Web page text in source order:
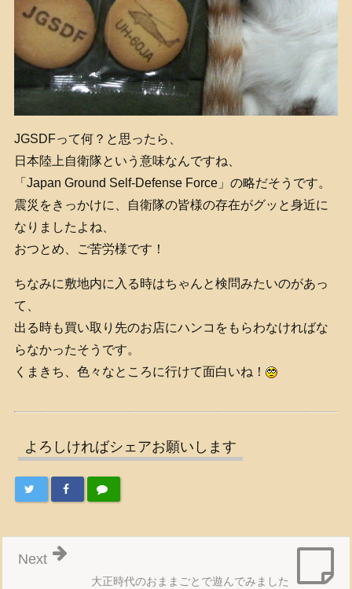
JGSDFって何？と思ったら、
日本陸上自衛隊という意味なんですね、
「Japan Ground Self-Defense Force」の略だそうです。
震災をきっかけに、自衛隊の皆様の存在がグッと身近に
なりましたよね、
おつとめ、ご苦労様です！
ちなみに敷地内に入る時はちゃんと検問みたいのがあっ
て、
出る時も買い取り先のお店にハンコをもらわなければな
らなかったそうです。
くまきち、色々なところに行けて面白いね！
よろしければシェアお願いします
大正時代のおままごとで遊んでみました
Next